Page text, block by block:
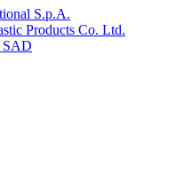
S.p.A.
Products Co. Ltd.
SAD